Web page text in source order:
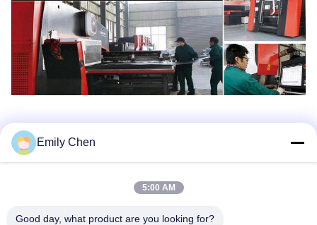
1. 1500m2 Base de produção
Emily Chen
5:00 AM
Good day, what product are you looking for?